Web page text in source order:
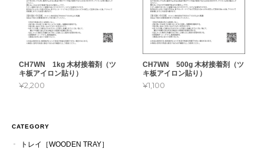
CH7WN 1kg 木材接着剤（ツ
キ板アイロン貼り）
¥2,200
CH7WN 500g 木材接着剤（ツ
キ板アイロン貼り）
¥1,100
CATEGORY
トレイ［WOODEN TRAY］